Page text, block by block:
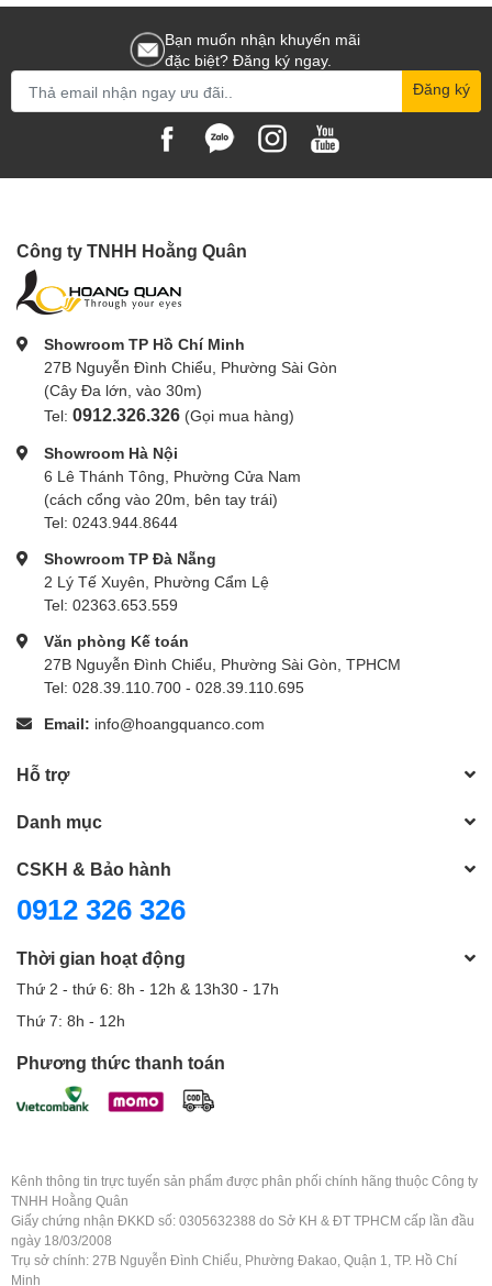
Bạn muốn nhận khuyến mãi
đặc biệt? Đăng ký ngay.
Đăng ký
Công ty TNHH Hoằng Quân
Showroom TP Hồ Chí Minh
27B Nguyễn Đình Chiểu, Phường Sài Gòn
(Cây Đa lớn, vào 30m)
Tel: 0912.326.326 (Gọi mua hàng)
Showroom Hà Nội
6 Lê Thánh Tông, Phường Cửa Nam
(cách cổng vào 20m, bên tay trái)
Tel: 0243.944.8644
Showroom TP Đà Nẵng
2 Lý Tế Xuyên, Phường Cẩm Lệ
Tel: 02363.653.559
Văn phòng Kế toán
27B Nguyễn Đình Chiểu, Phường Sài Gòn, TPHCM
Tel: 028.39.110.700 - 028.39.110.695
Email: info@hoangquanco.com
Hỗ trợ
Danh mục
CSKH & Bảo hành
0912 326 326
Thời gian hoạt động
Thứ 2 - thứ 6: 8h - 12h & 13h30 - 17h
Thứ 7: 8h - 12h
Phương thức thanh toán
Kênh thông tin trực tuyến sản phẩm được phân phối chính hãng thuộc Công ty
TNHH Hoằng Quân
Giấy chứng nhận ĐKKD số: 0305632388 do Sở KH & ĐT TPHCM cấp lần đầu
ngày 18/03/2008
Trụ sở chính: 27B Nguyễn Đình Chiểu, Phường Đakao, Quận 1, TP. Hồ Chí
Minh